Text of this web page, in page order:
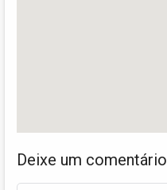
Deixe um comentário